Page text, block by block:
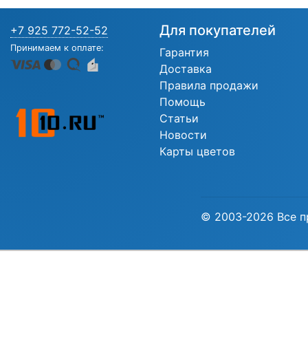
+7 925 772-52-52
Принимаем к оплате:
Для покупателей
Гарантия
Доставка
Правила продажи
Помощь
Статьи
Новости
Карты цветов
© 2003-2026 Все